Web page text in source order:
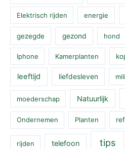
Elektrisch rijden energie
gezegde gezond hond
Iphone Kamerplanten
leeftijd liefdesleven
moederschap Natuurlijk
Ondernemen Planten
rijden telefoon tips